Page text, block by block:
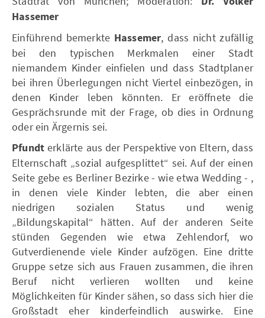
Hassemer
Einführend bemerkte Hassemer, dass nicht zufällig
bei den typischen Merkmalen einer Stadt
niemandem Kinder einfielen und dass Stadtplaner
bei ihren Überlegungen nicht Viertel einbezögen, in
denen Kinder leben könnten. Er eröffnete die
Gesprächsrunde mit der Frage, ob dies in Ordnung
oder ein Ärgernis sei.
Pfundt erklärte aus der Perspektive von Eltern, dass
Elternschaft „sozial aufgesplittet“ sei. Auf der einen
Seite gebe es Berliner Bezirke - wie etwa Wedding - ,
in denen viele Kinder lebten, die aber einen
niedrigen sozialen Status und wenig
„Bildungskapital“ hätten. Auf der anderen Seite
stünden Gegenden wie etwa Zehlendorf, wo
Gutverdienende viele Kinder aufzögen. Eine dritte
Gruppe setze sich aus Frauen zusammen, die ihren
Beruf nicht verlieren wollten und keine
Möglichkeiten für Kinder sähen, so dass sich hier die
Großstadt eher kinderfeindlich auswirke. Eine